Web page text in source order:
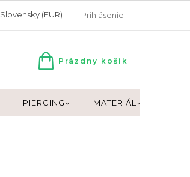
Slovensky (EUR) Prihlásenie
NÁKUPNÝ
Prázdny košík
PIERCING MATERIÁL